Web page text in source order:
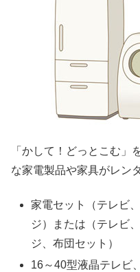
「かして！どっとこむ」
な家電製品や家具がレン
家電セット（テレビ
ジ）または（テレビ
ジ、布団セット）
16～40型液晶テレビ